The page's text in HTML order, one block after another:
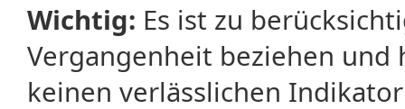
Wichtig: Es ist zu
Vergangenheit beziehen
keinen verlässlichen